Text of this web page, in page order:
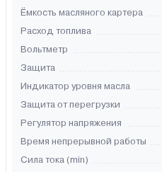
Ёмкость масляного картера
Расход топлива
Вольтметр
Защита
Индикатор уровня масла
Защита от перегрузки
Регулятор напряжения
Время непрерывной работы
Сила тока (min)